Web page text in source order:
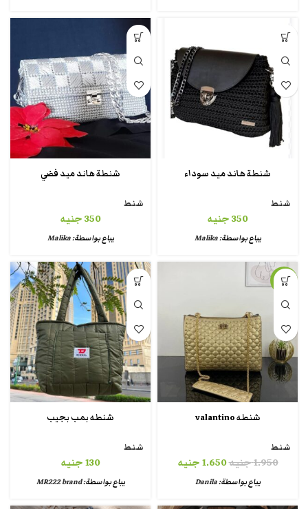
شنطة هاند ميد سوداء
شنط
350جنيه
يباع بواسطة:Malika
شنطة هاند ميد فضي
شنط
350جنيه
يباع بواسطة:Malika
-15%
شنطه valantino
شنط
1.950جنيه1.650جنيه
يباع بواسطة:Danila
شنطه بمب بجيب
شنط
130جنيه
يباع بواسطة:MR222 brand